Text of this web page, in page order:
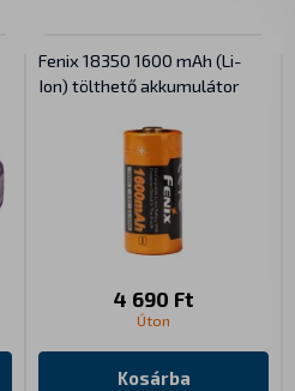
Fenix 18350 1600 mAh (Li-
Ion) tölthető akkumulátor
4 690 Ft
Úton
Kosárba